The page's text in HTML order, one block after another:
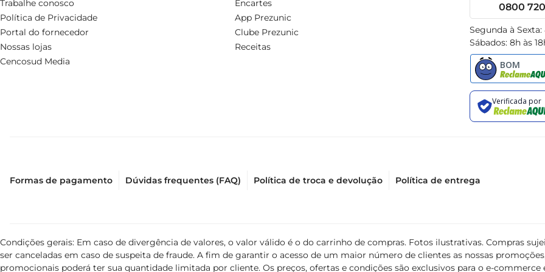
Trabalhe conosco
Política de Privacidade
Portal do fornecedor
Nossas lojas
Cencosud Media
Encartes
App Prezunic
Clube Prezunic
Receitas
0800 720
Segunda à
Sábados: 8h às
Formas de pagamento Dúvidas frequentes (FAQ) Política de troca e devolução Política de entrega
Condições gerais: Em caso de divergência de valores, o valor válido é o do carrinho de compras. Fotos ilustrativas. Compras
ser canceladas em caso de suspeita de fraude. A fim de garantir o acesso de um maior número de clientes as nossas
promocionais poderá ter sua quantidade limitada por cliente. Os preços, ofertas e condições são exclusivos para o e-